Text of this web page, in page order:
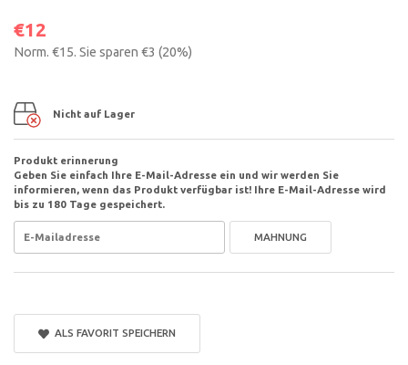
€12
Norm. €15. Sie sparen €3 (20%)
Nicht auf Lager
Produkt erinnerung
Geben Sie einfach Ihre E-Mail-Adresse ein und wir werden Sie
informieren, wenn das Produkt verfügbar ist! Ihre E-Mail-Adresse wird
bis zu 180 Tage gespeichert.
MAHNUNG
ALS FAVORIT SPEICHERN